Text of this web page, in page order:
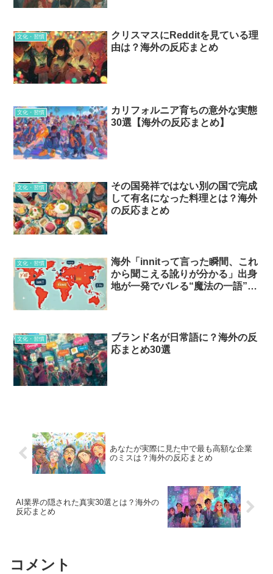
文化・習慣
クリスマスにRedditを見ている理
由は？海外の反応まとめ
文化・習慣
カリフォルニア育ちの意外な実態
30選【海外の反応まとめ】
文化・習慣
その国発祥ではない別の国で完成
して有名になった料理とは？海外
の反応まとめ
文化・習慣
海外「innitって言った瞬間、これ
から聞こえる訛りが分かる」出身
地が一発でバレる“魔法の一語”と
文化・習慣
ブランド名が日常語に？海外の反
応まとめ30選
あなたが実際に見た中で最も高額な企業
のミスは？海外の反応まとめ
AI業界の隠された真実30選とは？海外の
反応まとめ
コメント